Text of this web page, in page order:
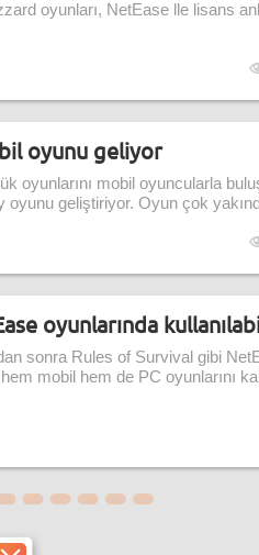
oyunları, NetEase lle lisans
oyunu geliyor
oyunlarını mobil oyuncularla
geliştiriyor. Oyun çok
oyunlarında
sonra Rules of Survival gibi
mobil hem de PC oyunlarını